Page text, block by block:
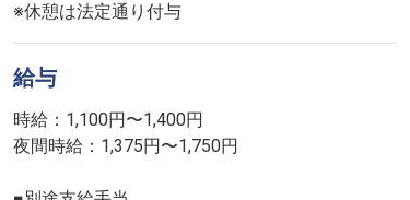
※休憩は法定通り付与
給与
時給：1,100円〜1,400円
夜間時給：1,375円〜1,750円